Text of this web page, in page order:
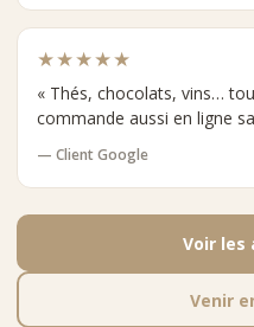
★★★★★
« Thés, chocolats, vins…
commande aussi en ligne
— Client Google
Voir les
Venir